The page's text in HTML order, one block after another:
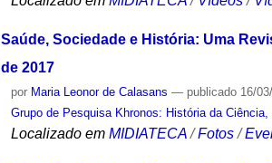
Saúde, Sociedade e História: Uma
de 2017
por Maria Leonor de Calasans — publicado 16/
Grupo de Pesquisa Khronos: História da
Localizado em MIDIATECA /Fotos /